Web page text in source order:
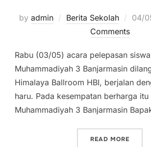
by admin Berita Sekolah 04/
Comments
Rabu (03/05) acara pelepasan
Muhammadiyah 3 Banjarmasin
Himalaya Ballroom HBI, berjalan
haru. Pada kesempatan berharga itu
Muhammadiyah 3 Banjarmasin
READ MORE